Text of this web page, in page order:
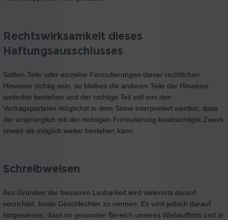
Rechtswirksamkeit dieses
Haftungsausschlusses
Sollten Teile oder einzelne Formulierungen dieser rechtlichen
Hinweise nichtig sein, so bleiben die anderen Teile der Hinweise
weiterhin bestehen und der nichtige Teil soll von den
Vertragsparteien möglichst in dem Sinne interpretiert werden, dass
der ursprünglich mit der nichtigen Formulierung beabsichtigte Zweck
soweit als möglich weiter bestehen kann.
Schreibweisen
Aus Gründen der besseren Lesbarkeit wird vielerorts darauf
verzichtet, beide Geschlechter zu nennen. Es wird jedoch darauf
hingewiesen, dass im gesamten Bereich unseres Webauftritts und in